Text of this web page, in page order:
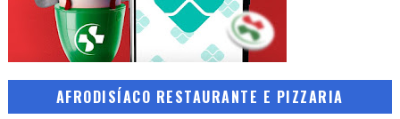
AFRODISÍACO RESTAURANTE E PIZZARIA